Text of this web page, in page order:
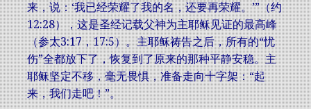
来，说：‘我已经荣耀了我的名，还要再荣耀。’”（约
12:28），这是圣经记载父神为主耶稣见证的最高峰
（参太3:17，17:5）。主耶稣祷告之后，所有的“忧
伤”全都放下了，恢复到了原来的那种平静安稳。主
耶稣坚定不移，毫无畏惧，准备走向十字架：“起
来，我们走吧！”。